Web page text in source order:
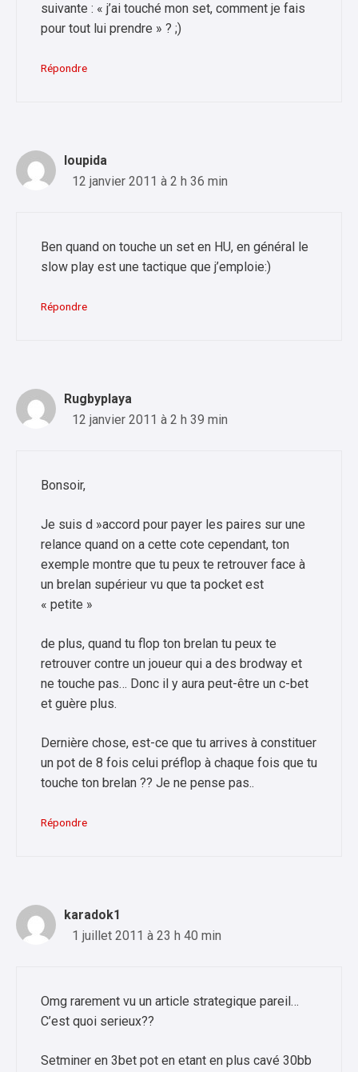
suivante : « j’ai touché mon set, comment je fais
pour tout lui prendre » ? ;)
Répondre
loupida
12 janvier 2011 à 2 h 36 min
Ben quand on touche un set en HU, en général le
slow play est une tactique que j’emploie:)
Répondre
Rugbyplaya
12 janvier 2011 à 2 h 39 min
Bonsoir,
Je suis d »accord pour payer les paires sur une
relance quand on a cette cote cependant, ton
exemple montre que tu peux te retrouver face à
un brelan supérieur vu que ta pocket est
« petite »
de plus, quand tu flop ton brelan tu peux te
retrouver contre un joueur qui a des brodway et
ne touche pas… Donc il y aura peut-être un c-bet
et guère plus.
Dernière chose, est-ce que tu arrives à constituer
un pot de 8 fois celui préflop à chaque fois que tu
touche ton brelan ?? Je ne pense pas..
Répondre
karadok1
1 juillet 2011 à 23 h 40 min
Omg rarement vu un article strategique pareil…
C’est quoi serieux??
Setminer en 3bet pot en etant en plus cavé 30bb